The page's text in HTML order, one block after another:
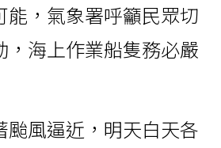
能，氣象署呼籲民眾切
，海上作業船隻務必嚴
颱風逼近，明天白天各